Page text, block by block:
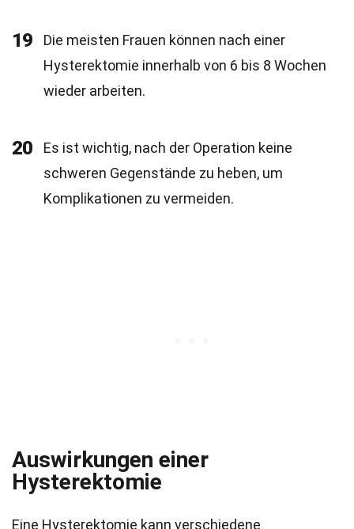
19
Die meisten Frauen können nach einer
Hysterektomie innerhalb von 6 bis 8 Wochen
wieder arbeiten.
20
Es ist wichtig, nach der Operation keine
schweren Gegenstände zu heben, um
Komplikationen zu vermeiden.
Auswirkungen einer
Hysterektomie
Eine Hysterektomie kann verschiedene